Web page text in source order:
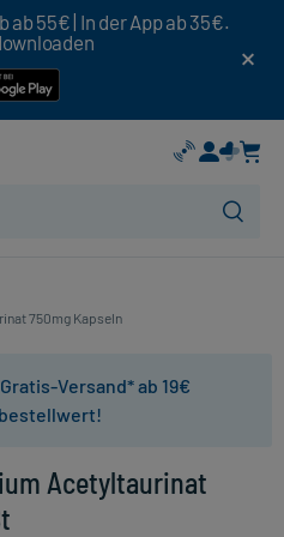
ab 55€ | In der App ab 35€.
750mg Kapseln
Gratis-Versand* ab 19€
Acetyltaurinat